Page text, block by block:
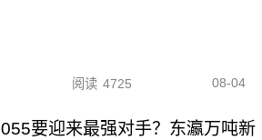
阅读 4725 08-04
055要迎来最强对手？东瀛万吨新